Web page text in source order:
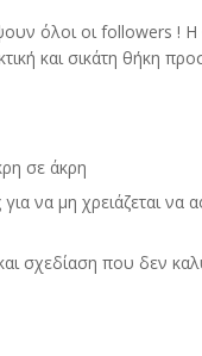
όλοι οι followers ! Η
και σικάτη θήκη
σε άκρη
να μη χρειάζεται
σχεδίαση που δεν